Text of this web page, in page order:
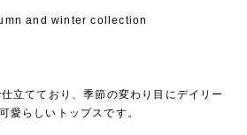
and winter collection
立てており、季節の変わり目にデイリー
愛らしいトップスです。